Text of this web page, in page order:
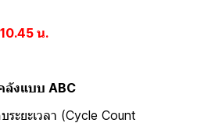
น.
ลังแบบ ABC
ะยะเวลา (Cycle Count